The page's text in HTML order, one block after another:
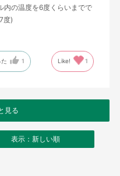
内の温度を6度くらいまでで
度)
1 Like! 1
見る
表示：新しい順